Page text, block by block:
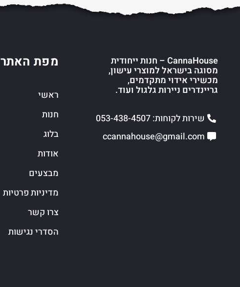
CannaHouse – חנות ייחודית
מסוגה בישראל למוצרי עישון,
מכשירי אידוי מתקדמים,
גריינדרים ניירות גלגול ועוד.
שירות לקוחות: 053-438-4507
ccannahouse@gmail.com
מפת האתר
ראשי
חנות
בלוג
אודות
מבצעים
מדיניות פרטיות
צרו קשר
הסדרי נגישות